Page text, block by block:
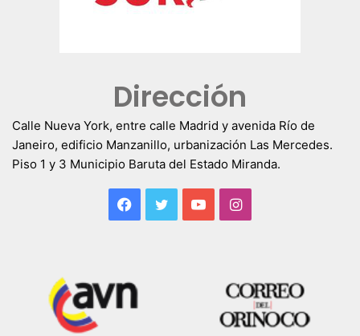
Dirección
Calle Nueva York, entre calle Madrid y avenida Río de
Janeiro, edificio Manzanillo, urbanización Las Mercedes.
Piso 1 y 3 Municipio Baruta del Estado Miranda.
Facebook
TwitterYouTubeInstagram